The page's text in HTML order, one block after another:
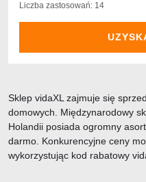
Liczba zastosowań: 14
Sklep vidaXL zajmuje się
domowych. Międzynarodowy
Holandii posiada ogromny
darmo. Konkurencyjne ceny
wykorzystując kod rabatowy